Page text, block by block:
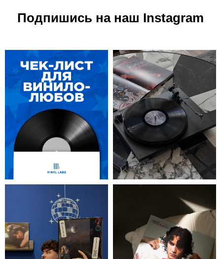
Подпишись на наш Instagram